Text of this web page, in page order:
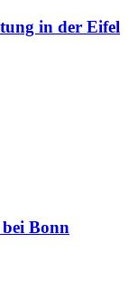
in der Eifel
Bonn